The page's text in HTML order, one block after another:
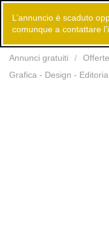
Annunci gratuiti
Grafica - Design - Editoria
L’annuncio è scaduto
comunque a contattare